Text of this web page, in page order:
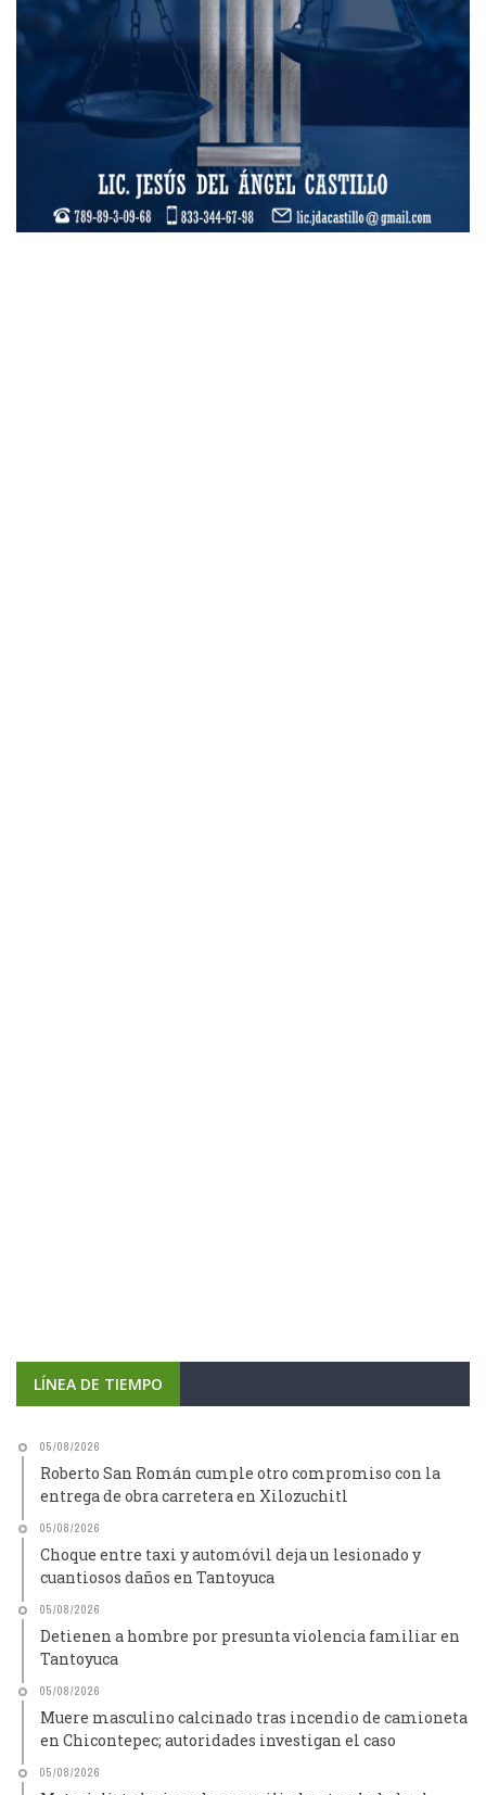
LÍNEA DE TIEMPO
05/08/2026
Roberto San Román cumple otro compromiso con la
entrega de obra carretera en Xilozuchitl
05/08/2026
Choque entre taxi y automóvil deja un lesionado y
cuantiosos daños en Tantoyuca
05/08/2026
Detienen a hombre por presunta violencia familiar en
Tantoyuca
05/08/2026
Muere masculino calcinado tras incendio de camioneta
en Chicontepec; autoridades investigan el caso
05/08/2026